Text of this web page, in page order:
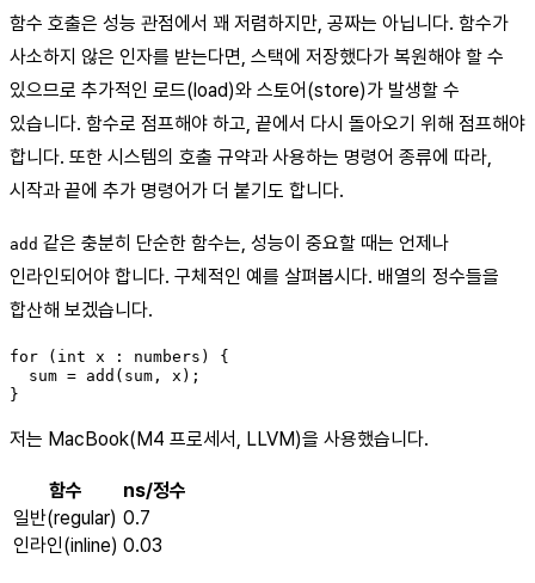
함수 호출은 성능 관점에서 꽤 저렴하지만, 공짜는 아닙니다. 함수가
사소하지 않은 인자를 받는다면, 스택에 저장했다가 복원해야 할 수
있으므로 추가적인 로드(load)와 스토어(store)가 발생할 수
있습니다. 함수로 점프해야 하고, 끝에서 다시 돌아오기 위해 점프해야
합니다. 또한 시스템의 호출 규약과 사용하는 명령어 종류에 따라,
시작과 끝에 추가 명령어가 더 붙기도 합니다.
add 같은 충분히 단순한 함수는, 성능이 중요할 때는 언제나
인라인되어야 합니다. 구체적인 예를 살펴봅시다. 배열의 정수들을
합산해 보겠습니다.
for (int x : numbers) {
  sum = add(sum, x);
}
저는 MacBook(M4 프로세서, LLVM)을 사용했습니다.
함수
ns/정수
일반(regular) 0.7
인라인(inline) 0.03